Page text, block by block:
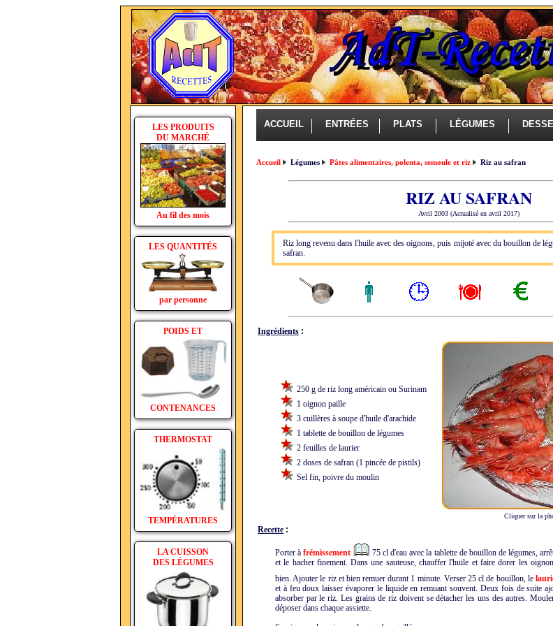
LES PRODUITS
DU MARCHÉ
Au fil des mois
LES QUANTITÉS
par personne
POIDS ET
CONTENANCES
THERMOSTAT
TEMPÉRATURES
LA CUISSON
DES LÉGUMES
ACCUEIL ENTRÉES PLATS LÉGUMES
Accueil Légumes Pâtes alimentaires, polenta, semoule et riz Riz au safran
RIZ AU SAFRAN
Avril 2003 (Actualisé en avril 2017)
Riz long revenu dans l'huile avec des oignons, puis mijoté avec du bouillon de
safran.
Ingrédients :
250 g de riz long américain ou Surinam
1 oignon paille
3 cuillères à soupe d'huile d'arachide
1 tablette de bouillon de légumes
2 feuilles de laurier
2 doses de safran (1 pincée de pistils)
Sel fin, poivre du moulin
Cliquer sur la
Recette :
Porter àfrémissement
75 cl d'eau avec la tablette de bouillon de légumes,
et le hacher finement. Dans une sauteuse, chauffer l'huile et faire dorer les
bien. Ajouter le riz et bien remuer durant 1 minute. Verser 25 cl de bouillon, le
et à feu doux laisser évaporer le liquide en remuant souvent. Deux fois de suite
absorber par le riz. Les grains de riz doivent se détacher les uns des autres.
déposer dans chaque assiette.